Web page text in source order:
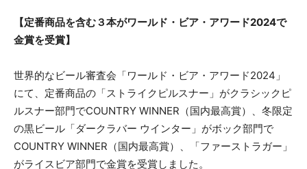
【定番商品を含む３本がワールド・ビア・アワード2024で
金賞を受賞】
世界的なビール審査会「ワールド・ビア・アワード2024」
にて、定番商品の「ストライクピルスナー」がクラシックピ
ルスナー部門でCOUNTRY WINNER（国内最高賞）、冬限定
の黒ビール「ダークラバー ウインター」がボック部門で
COUNTRY WINNER（国内最高賞）、「ファーストラガー」
がライスビア部門で金賞を受賞しました。